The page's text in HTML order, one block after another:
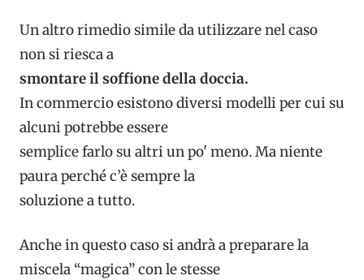
Un altro rimedio simile da utilizzare nel caso
non si riesca a
smontare il soffione della doccia.
In commercio esistono diversi modelli per cui su
alcuni potrebbe essere
semplice farlo su altri un po' meno. Ma niente
paura perché c’è sempre la
soluzione a tutto.
Anche in questo caso si andrà a preparare la
miscela “magica” con le stesse